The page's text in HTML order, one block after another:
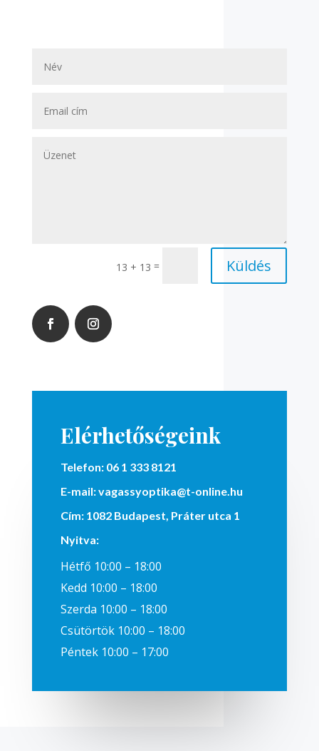
13 + 13 = Küldés
Elérhetőségeink
Telefon: 06 1 333 8121
E-mail:vagassyoptika@t-online.hu
Cím:1082 Budapest, Práter utca 1
Nyitva:
Hétfő 10:00 – 18:00
Kedd 10:00 – 18:00
Szerda 10:00 – 18:00
Csütörtök 10:00 – 18:00
Péntek 10:00 – 17:00